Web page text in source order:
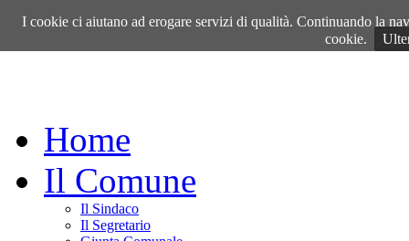
Sabato, 08 Agosto 2026
Home
Il Comune
Il Sindaco
Il Segretario
I cookie ci aiutano ad erogare servizi di qualità. Continuando la
cookie.